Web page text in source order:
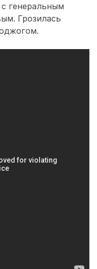
генеральным
Грозилась